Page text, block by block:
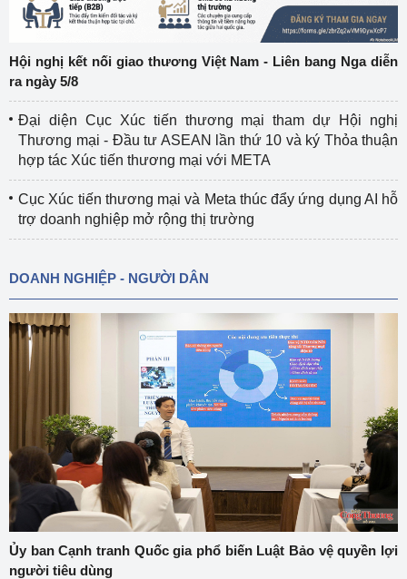
Hội nghị kết nối giao thương Việt Nam - Liên bang Nga diễn
ra ngày 5/8
Đại diện Cục Xúc tiến thương mại tham dự Hội nghị
Thương mại - Đầu tư ASEAN lần thứ 10 và ký Thỏa thuận
hợp tác Xúc tiến thương mại với META
Cục Xúc tiến thương mại và Meta thúc đẩy ứng dụng AI hỗ
trợ doanh nghiệp mở rộng thị trường
DOANH NGHIỆP - NGƯỜI DÂN
Ủy ban Cạnh tranh Quốc gia phổ biến Luật Bảo vệ quyền lợi
người tiêu dùng